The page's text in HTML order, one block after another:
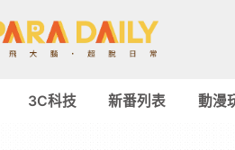
3C科技 新番列表 動漫